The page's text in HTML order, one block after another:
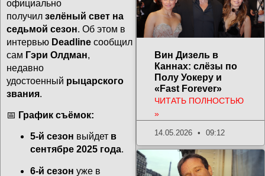
официально
получил зелёный свет на
седьмой сезон. Об этом в
интервью Deadline сообщил
сам Гэри Олдман,
недавно
удостоенный рыцарского
звания.
📅 График съёмок:
5-й сезон выйдет в
сентябре 2025 года.
6-й сезон уже в
Вин Дизель в
Каннах: слёзы по
Полу Уокеру и
«Fast Forever»
ЧИТАТЬ ПОЛНОСТЬЮ
»
14.05.2026 09:12